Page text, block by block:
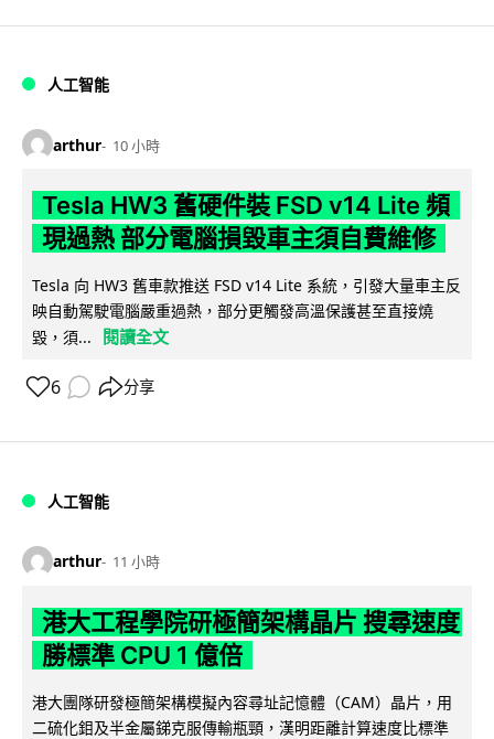
人工智能
arthur 10 小時
Tesla HW3 舊硬件裝 FSD v14 Lite 頻
現過熱 部分電腦損毀車主須自費維修
Tesla 向 HW3 舊車款推送 FSD v14 Lite 系統，引發大量車主反
映自動駕駛電腦嚴重過熱，部分更觸發高溫保護甚至直接燒
毀，須...
閱讀全文
6 分享
人工智能
arthur 11 小時
港大工程學院研極簡架構晶片 搜尋速度
勝標準 CPU 1 億倍
港大團隊研發極簡架構模擬內容尋址記憶體（CAM）晶片，用
二硫化鉬及半金屬銻克服傳輸瓶頸，漢明距離計算速度比標準